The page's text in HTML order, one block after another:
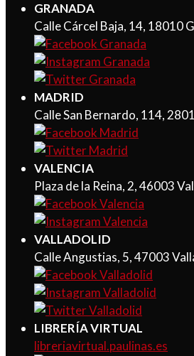
GRANADA
Calle Cárcel Baja, 14, 18010
MADRID
Calle San Bernardo, 114,
VALENCIA
Plaza de la Reina, 2, 46003
VALLADOLID
Calle Angustias, 5, 47003
LIBRERÍA VIRTUAL
libreriavirtual.paulinas.es